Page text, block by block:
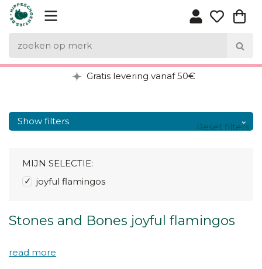
Gratis levering vanaf 50€
Show filters
Stones and Bones joyful flamingos
MIJN SELECTIE:
joyful flamingos
Reset filters